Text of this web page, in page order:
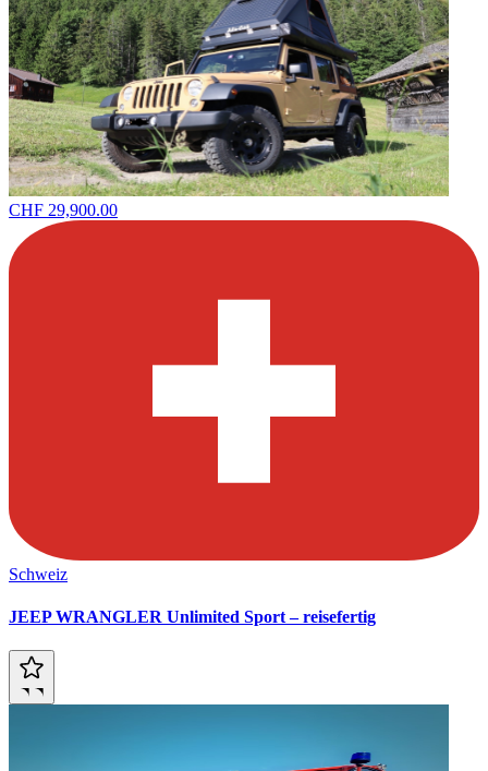
CHF 29,900.00
Schweiz
JEEP WRANGLER Unlimited Sport – reisefertig